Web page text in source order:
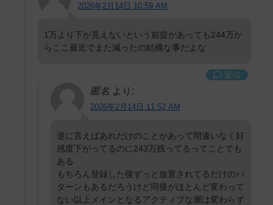
2026年2月14日 10:59 AM
1万より下が見えないという前提があっても244万か
らここ最近でまた減ったの結構な事だよな
返信
匿名 より:
2026年2月14日 11:52 AM
逆に言えばあれだけのことがあって間違いなく好
感度下がってるのに243万残ってるってことでも
ある
もちろん登録した後ずっと放置されてるだけのパ
ターンもあるだろうけど同接がほとんど変わって
ない以上メインとなるアクティブな層は変わらず